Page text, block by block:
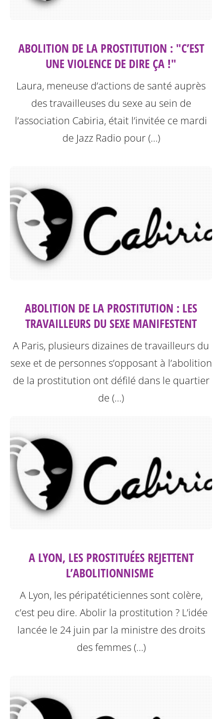
ABOLITION DE LA PROSTITUTION : "C’EST
UNE VIOLENCE DE DIRE ÇA !"
Laura, meneuse d’actions de santé auprès
des travailleuses du sexe au sein de
l’association Cabiria, était l’invitée ce mardi
de Jazz Radio pour (…)
ABOLITION DE LA PROSTITUTION : LES
TRAVAILLEURS DU SEXE MANIFESTENT
A Paris, plusieurs dizaines de travailleurs du
sexe et de personnes s’opposant à l’abolition
de la prostitution ont défilé dans le quartier
de (…)
A LYON, LES PROSTITUÉES REJETTENT
L’ABOLITIONNISME ‎
A Lyon, les péripatéticiennes sont colère,
c’est peu dire. Abolir la prostitution ? L’idée
lancée le 24 juin par la ministre des droits
des femmes (…)